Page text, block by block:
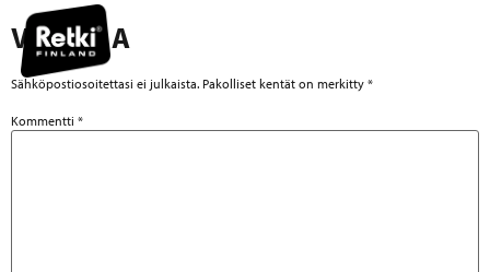
VASTAA
Sähköpostiosoitettasi ei julkaista. Pakolliset kentät on merkitty *
Kommentti *